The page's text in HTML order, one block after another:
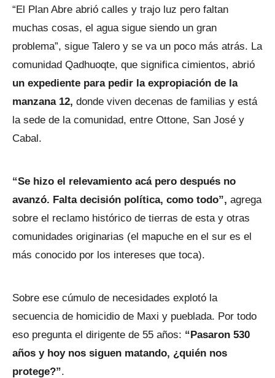
“El Plan Abre abrió calles y trajo luz pero faltan
muchas cosas, el agua sigue siendo un gran
problema”, sigue Talero y se va un poco más atrás. La
comunidad Qadhuoqte, que significa cimientos, abrió
un expediente para pedir la expropiación de la
manzana 12, donde viven decenas de familias y está
la sede de la comunidad, entre Ottone, San José y
Cabal.
“Se hizo el relevamiento acá pero después no
avanzó. Falta decisión política, como todo”, agrega
sobre el reclamo histórico de tierras de esta y otras
comunidades originarias (el mapuche en el sur es el
más conocido por los intereses que toca).
Sobre ese cúmulo de necesidades explotó la
secuencia de homicidio de Maxi y pueblada. Por todo
eso pregunta el dirigente de 55 años: “Pasaron 530
años y hoy nos siguen matando, ¿quién nos
protege?”.